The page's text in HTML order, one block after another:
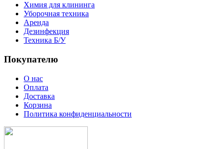
Химия для клининга
Уборочная техника
Аренда
Дезинфекция
Техника Б/У
Покупателю
О нас
Оплата
Доставка
Корзина
Политика конфиденциальности